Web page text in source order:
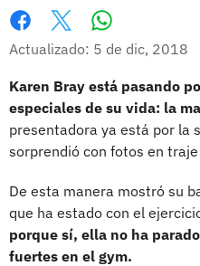
Facebook
X
Actualizado: 5 de dic, 2018
Karen Bray está pasando
especiales de su vida: la
presentadora ya está por la
sorprendió con fotos en traje
De esta manera mostró su
que ha estado con el
porque sí, ella no ha
fuertes en el gym.